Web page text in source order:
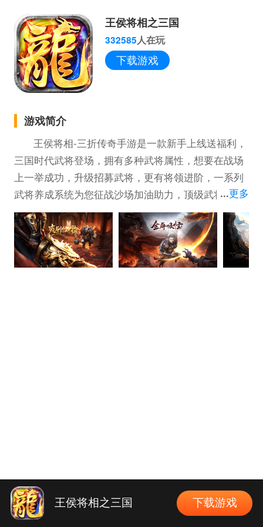
王侯将相之三国
332585人在玩
下载游戏
游戏简介
王侯将相-三折传奇手游是一款新手上线送福利，
三国时代武将登场，拥有多种武将属性，想要在战场
上一举成功，升级招募武将，更有将领进阶，一系列
武将养成系统为您征战沙场加油助力，顶级武将为您
出谋征战，轻易夺取胜利!新奇的龙城PK方式，为您
展现扣人心弦的游戏感受。
...更多
王侯将相之三国 下载游戏